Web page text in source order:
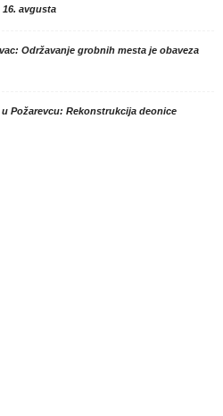
avgusta
Održavanje grobnih mesta je obaveza
Požarevcu: Rekonstrukcija deonice